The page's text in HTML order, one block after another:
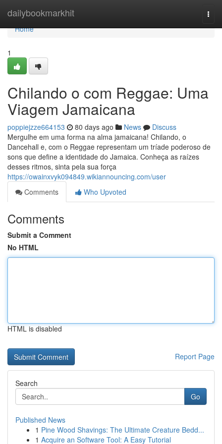
dailybookmarkhit
Home
Home
1
Chilando o com Reggae: Uma
Viagem Jamaicana
poppiejzze664153 80 days ago News
Discuss
Mergulhe em uma forma na alma jamaicana! Chilando, o
Dancehall e, com o Reggae representam um tríade poderoso de
sons que define a identidade do Jamaica. Conheça as raízes
desses ritmos, sinta pela sua força
https://owainxvyk094849.wikiannouncing.com/user
Comments
Who Upvoted
Comments
Submit a Comment
No HTML
HTML is disabled
Report Page
Search
Go
Published News
1 Pine Wood Shavings: The Ultimate Creature Bedd...
1 Acquire an Software Tool: A Easy Tutorial